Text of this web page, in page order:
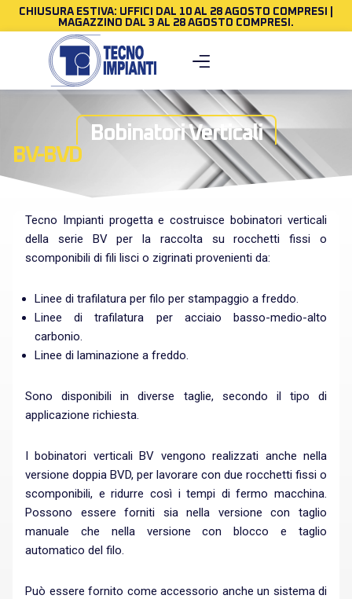
CHIUSURA ESTIVA: UFFICI DAL 10 AL 28 AGOSTO COMPRESI |
MAGAZZINO DAL 3 AL 28 AGOSTO COMPRESI.
Bobinatori Verticali
BV-BVD
Tecno Impianti progetta e costruisce bobinatori verticali
della serie BV per la raccolta su rocchetti fissi o
scomponibili di fili lisci o zigrinati provenienti da:
Linee di trafilatura per filo per stampaggio a freddo.
Linee di trafilatura per acciaio basso-medio-alto
carbonio.
Linee di laminazione a freddo.
Sono disponibili in diverse taglie, secondo il tipo di
applicazione richiesta.
I bobinatori verticali BV vengono realizzati anche nella
versione doppia BVD, per lavorare con due rocchetti fissi o
scomponibili, e ridurre così i tempi di fermo macchina.
Possono essere forniti sia nella versione con taglio
manuale che nella versione con blocco e taglio
automatico del filo.
Può essere fornito come accessorio anche un sistema di